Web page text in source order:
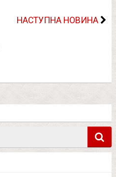
НАСТУПНА НОВИНА